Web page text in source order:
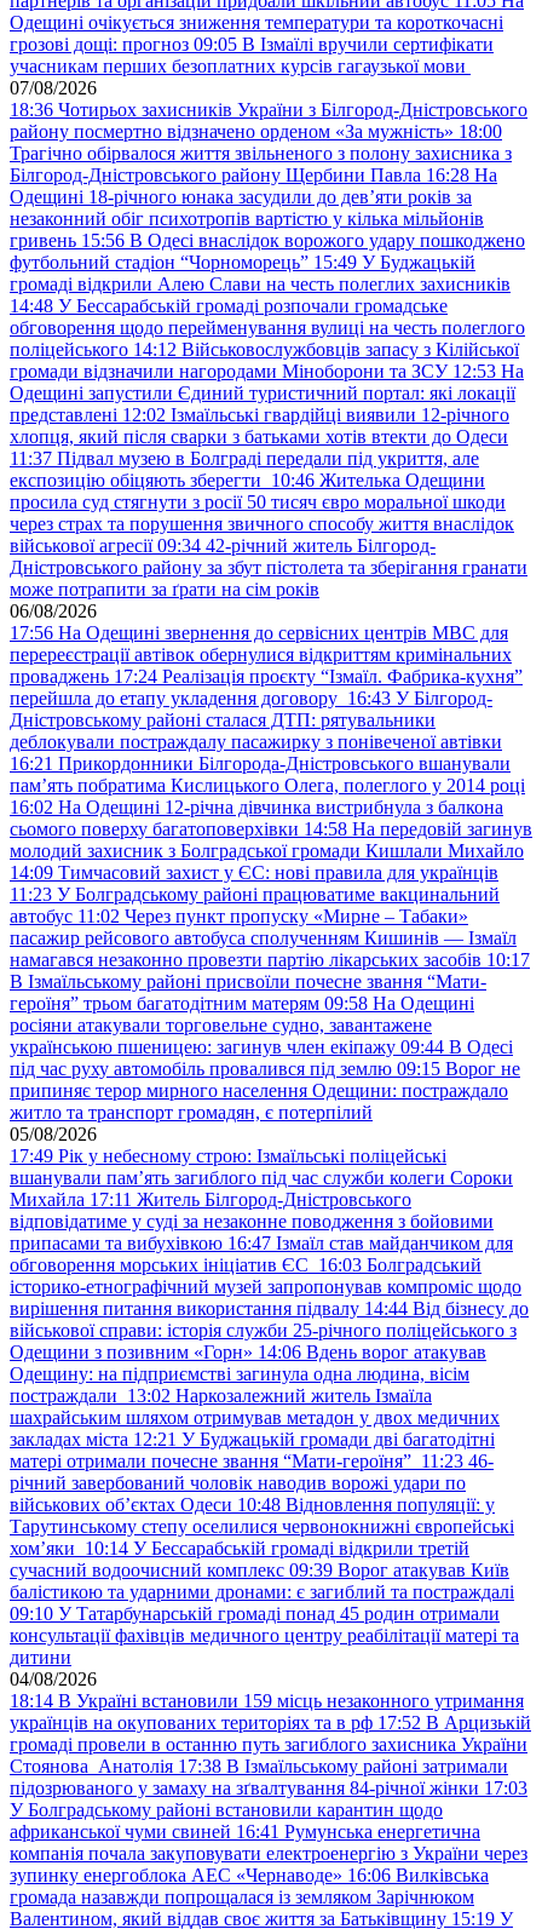
Одещині очікується зниження температури та короткочасні
грозові дощі: прогноз 09:05 В Ізмаїлі вручили сертифікати
учасникам перших безоплатних курсів гагаузької мови
07/08/2026
18:36 Чотирьох захисників України з Білгород-Дністровського
району посмертно відзначено орденом «За мужність» 18:00
Трагічно обірвалося життя звільненого з полону захисника з
Білгород-Дністровського району Щербини Павла 16:28 На
Одещині 18-річного юнака засудили до дев’яти років за
незаконний обіг психотропів вартістю у кілька мільйонів
гривень 15:56 В Одесі внаслідок ворожого удару пошкоджено
футбольний стадіон “Чорноморець” 15:49 У Буджацькій
громаді відкрили Алею Слави на честь полеглих захисників
14:48 У Бессарабській громаді розпочали громадське
обговорення щодо перейменування вулиці на честь полеглого
поліцейського 14:12 Військовослужбовців запасу з Кілійської
громади відзначили нагородами Міноборони та ЗСУ 12:53 На
Одещині запустили Єдиний туристичний портал: які локації
представлені 12:02 Ізмаїльські гвардійці виявили 12-річного
хлопця, який після сварки з батьками хотів втекти до Одеси
11:37 Підвал музею в Болграді передали під укриття, але
експозицію обіцяють зберегти 10:46 Жителька Одещини
просила суд стягнути з росії 50 тисяч євро моральної шкоди
через страх та порушення звичного способу життя внаслідок
військової агресії 09:34 42-річний житель Білгород-
Дністровського району за збут пістолета та зберігання гранати
може потрапити за ґрати на сім років
06/08/2026
17:56 На Одещині звернення до сервісних центрів МВС для
перереєстрації автівок обернулися відкриттям кримінальних
проваджень 17:24 Реалізація проєкту “Ізмаїл. Фабрика-кухня”
перейшла до етапу укладення договору 16:43 У Білгород-
Дністровському районі сталася ДТП: рятувальники
деблокували постраждалу пасажирку з понівеченої автівки
16:21 Прикордонники Білгорода-Дністровського вшанували
пам’ять побратима Кислицького Олега, полеглого у 2014 році
16:02 На Одещині 12-річна дівчинка вистрибнула з балкона
сьомого поверху багатоповерхівки 14:58 На передовій загинув
молодий захисник з Болградської громади Кишлали Михайло
14:09 Тимчасовий захист у ЄС: нові правила для українців
11:23 У Болградському районі працюватиме вакцинальний
автобус 11:02 Через пункт пропуску «Мирне – Табаки»
пасажир рейсового автобуса сполученням Кишинів — Ізмаїл
намагався незаконно провезти партію лікарських засобів 10:17
В Ізмаїльському районі присвоїли почесне звання “Мати-
героїня” трьом багатодітним матерям 09:58 На Одещині
росіяни атакували торговельне судно, завантажене
українською пшеницею: загинув член екіпажу 09:44 В Одесі
під час руху автомобіль провалився під землю 09:15 Ворог не
припиняє терор мирного населення Одещини: постраждало
житло та транспорт громадян, є потерпілий
05/08/2026
17:49 Рік у небесному строю: Ізмаїльські поліцейські
вшанували пам’ять загиблого під час служби колеги Сороки
Михайла 17:11 Житель Білгород-Дністровського
відповідатиме у суді за незаконне поводження з бойовими
припасами та вибухівкою 16:47 Ізмаїл став майданчиком для
обговорення морських ініціатив ЄС 16:03 Болградський
історико-етнографічний музей запропонував компроміс щодо
вирішення питання використання підвалу 14:44 Від бізнесу до
військової справи: історія служби 25-річного поліцейського з
Одещини з позивним «Горн» 14:06 Вдень ворог атакував
Одещину: на підприємстві загинула одна людина, вісім
постраждали 13:02 Наркозалежний житель Ізмаїла
шахрайським шляхом отримував метадон у двох медичних
закладах міста 12:21 У Буджацькій громади дві багатодітні
матері отримали почесне звання “Мати-героїня” 11:23 46-
річний завербований чоловік наводив ворожі удари по
військових обʼєктах Одеси 10:48 Відновлення популяції: у
Тарутинському степу оселилися червонокнижні європейські
хом’яки 10:14 У Бессарабській громаді відкрили третій
сучасний водоочисний комплекс 09:39 Ворог атакував Київ
балістикою та ударними дронами: є загиблий та постраждалі
09:10 У Татарбунарській громаді понад 45 родин отримали
консультації фахівців медичного центру реабілітації матері та
дитини
04/08/2026
18:14 В Україні встановили 159 місць незаконного утримання
українців на окупованих територіях та в рф 17:52 В Арцизькій
громаді провели в останню путь загиблого захисника України
Стоянова Анатолія 17:38 В Ізмаїльському районі затримали
підозрюваного у замаху на зґвалтування 84-річної жінки 17:03
У Болградському районі встановили карантин щодо
африканської чуми свиней 16:41 Румунська енергетична
компанія почала закуповувати електроенергію з України через
зупинку енергоблока АЕС «Чернаводе» 16:06 Вилківська
громада назавжди попрощалася із земляком Зарічнюком
Валентином, який віддав своє життя за Батьківщину 15:19 У